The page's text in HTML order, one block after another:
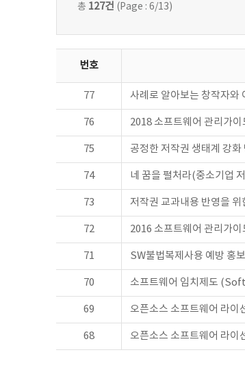
총 127건 (Page : 6/13)
번호
77 사례로 알아보는 창작자와
76 2018 소프트웨어 관리가이
75 공정한 저작권 생태계 강화
74 네 꿈을 펼처라(중소기업
73 저작권 교과내용 반영을
72 2016 소프트웨어 관리가이
71 SW불법복제사용 예방 홍
70 소프트웨어 임치제도
69 오픈소스 소프트웨어 라이
68 오픈소스 소프트웨어 라이